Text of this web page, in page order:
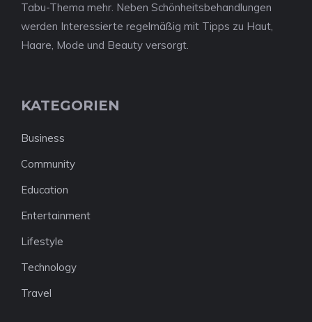
Tabu-Thema mehr. Neben Schönheitsbehandlungen
werden Interessierte regelmäßig mit Tipps zu Haut,
Haare, Mode und Beauty versorgt.
KATEGORIEN
Business
Community
Education
Entertainment
Lifestyle
Technology
Travel